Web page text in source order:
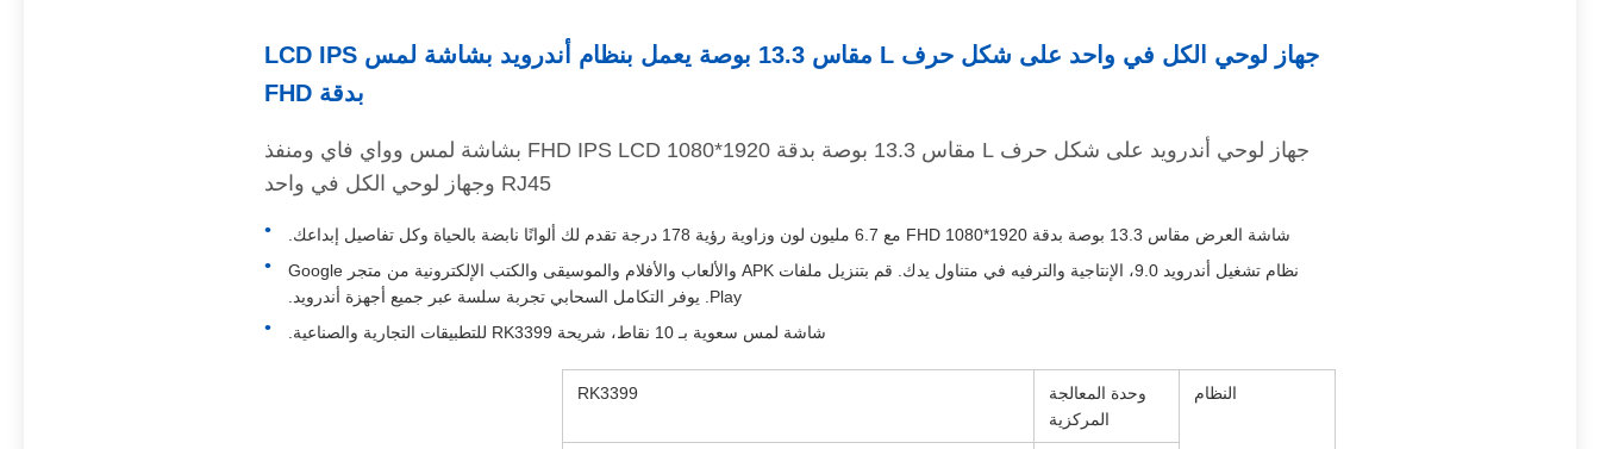
جهاز لوحي الكل في واحد على شكل حرف L مقاس 13.3 بوصة يعمل بنظام أندرويد بشاشة لمس LCD IPS
بدقة FHD
جهاز لوحي أندرويد على شكل حرف L مقاس 13.3 بوصة بدقة 1920*1080 FHD IPS LCD بشاشة لمس وواي فاي ومنفذ
RJ45 وجهاز لوحي الكل في واحد
شاشة العرض مقاس 13.3 بوصة بدقة 1920*1080 FHD مع 6.7 مليون لون وزاوية رؤية 178 درجة تقدم لك ألوانًا نابضة بالحياة وكل تفاصيل إبداعك.
نظام تشغيل أندرويد 9.0، الإنتاجية والترفيه في متناول يدك. قم بتنزيل ملفات APK والألعاب والأفلام والموسيقى والكتب الإلكترونية من متجر Google
Play. يوفر التكامل السحابي تجربة سلسة عبر جميع أجهزة أندرويد.
شاشة لمس سعوية بـ 10 نقاط، شريحة RK3399 للتطبيقات التجارية والصناعية.
النظام
وحدة المعالجة
المركزية
RK3399